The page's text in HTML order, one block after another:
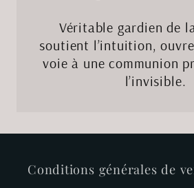
Véritable gardien de
soutient l’intuition,
voie à une communion
l’invisible.
Conditions générales de